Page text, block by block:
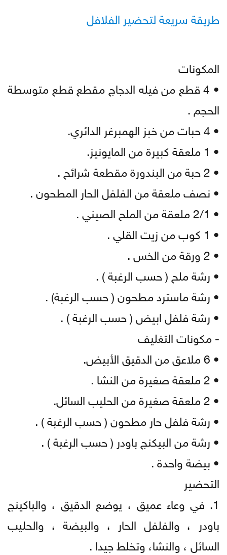
طريقة سريعة لتحضير الفلافل
المكونات
• 4 قطع من فيله الدجاج مقطع قطع متوسطة
الحجم .
• 4 حبات من خبز الهمبرغر الدائري.
• 1 ملعقة كبيرة من المايونيز.
• 2 حبة من البندورة مقطعة شرائح .
• نصف ملعقة من الفلفل الحار المطحون .
• 2/1 ملعقة من الملح الصيني .
• 1 كوب من زيت القلي .
• 2 ورقة من الخس .
• رشة ملح ( حسب الرغبة ) .
• رشة ماسترد مطحون ( حسب الرغبة) .
• رشة فلفل ابيض ( حسب الرغبة ) .
- مكونات التغليف
• 6 ملاعق من الدقيق الأبيض.
• 2 ملعقة صغيرة من النشا .
• 2 ملعقة صغيرة من الحليب السائل.
• رشة فلفل حار مطحون ( حسب الرغبة ) .
• رشة من البيكنج باودر ( حسب الرغبة ) .
• بيضة واحدة .
التحضير
1. في وعاء عميق ، يوضع الدقيق ، والباكينج
باودر ، والفلفل الحار ، والبيضة ، والحليب
السائل ، والنشا، وتخلط جيدا .